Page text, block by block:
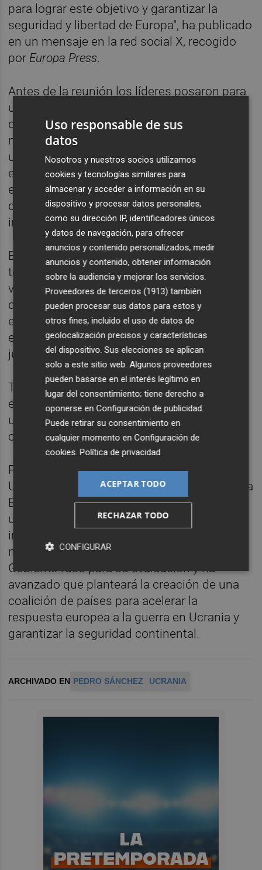
para lograr este objetivo y garantizar la
seguridad y libertad de Europa", ha publicado
en un mensaje en la red social X, recogido
por Europa Press.
Antes de la reunión los líderes posaron para
una foto de familia delante de las banderas
de sus respectivos países. Al término de la
misma Sánchez y
un abrazo con respectivas palmadas en la
espalda y comenzaron a subir juntos la
escalera de acceso a la sala en la que se
desarrolla la cumbre mientras
intercambiaban un breve diálogo.
En la cumbre se ha expresado un respaldo
total a Zelenski después de la situación
vivida el pasado viernes en la Casa Blanca
durante su reunión con el presidente
estadounidense, Donald Trump, en la que
este le acusó de "irrespetuoso" y de "estar
jugando con la Tercera Guerra Mundial".
Tras ello, Sánchez, al igual que otros líderes
europeos, salió en apoyo del presidente
ucraniano con un "Ucrania, España está
contigo".
Por su parte, el primer ministro de Reino
Unido ha anunciado que su país presentará a
Estados Unidos, junto a Francia y Ucrania,
una propuesta de alto el fuego con la
intención final de que una delegación
negociadora norteamericana la traslade al
Gobierno ruso para su evaluación y ha
avanzado que planteará la creación de una
coalición de países para acelerar la
respuesta europea a la guerra en Ucrania y
garantizar la seguridad continental.
ARCHIVADO EN PEDRO SÁNCHEZ UCRANIA
Uso responsable de sus
datos
Nosotros y nuestros socios utilizamos
cookies y tecnologías similares para
almacenar y acceder a información en su
dispositivo y procesar datos personales,
como su dirección IP, identificadores únicos
y datos de navegación, para ofrecer
anuncios y contenido personalizados, medir
anuncios y contenido, obtener información
sobre la audiencia y mejorar los servicios.
Proveedores de terceros (1913) también
pueden procesar sus datos para estos y
otros fines, incluido el uso de datos de
geolocalización precisos y características
del dispositivo. Sus elecciones se aplican
solo a este sitio web. Algunos proveedores
pueden basarse en el interés legítimo en
lugar del consentimiento; tiene derecho a
oponerse enConfiguración de publicidad.
Puede retirar su consentimiento en
cualquier momento enConfiguración de
cookies.Política de privacidad
ACEPTAR TODO
RECHAZAR TODO
CONFIGURAR